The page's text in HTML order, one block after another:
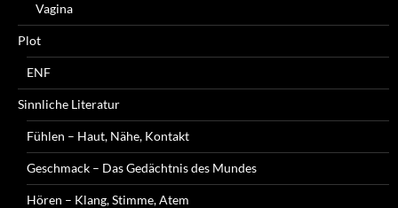
Vagina
Plot
ENF
Sinnliche Literatur
Fühlen – Haut, Nähe, Kontakt
Geschmack – Das Gedächtnis des Mundes
Hören – Klang, Stimme, Atem